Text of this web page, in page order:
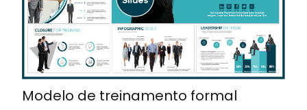
Modelo de treinamento formal